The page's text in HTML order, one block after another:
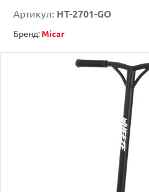
Артикул: HT-2701-GO
Бренд: Micar